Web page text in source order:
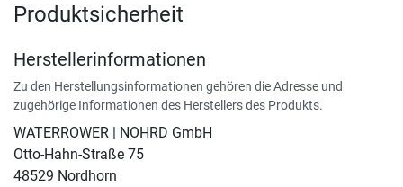
Produktsicherheit
Herstellerinformationen
Zu den Herstellungsinformationen gehören die Adresse und
zugehörige Informationen des Herstellers des Produkts.
WATERROWER | NOHRD GmbH
Otto-Hahn-Straße 75
48529 Nordhorn